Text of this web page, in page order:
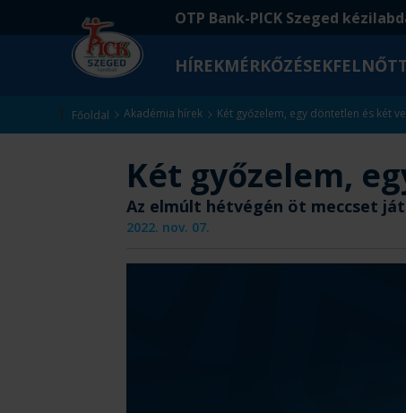
OTP Bank-PICK Szeged
HÍREKMÉRKŐZÉSEK
Főoldal Akadémia hírek Két győzelem, egy döntetlen és két
Két győzelem,
Az elmúlt hétvégén öt meccset
2022. nov. 07.